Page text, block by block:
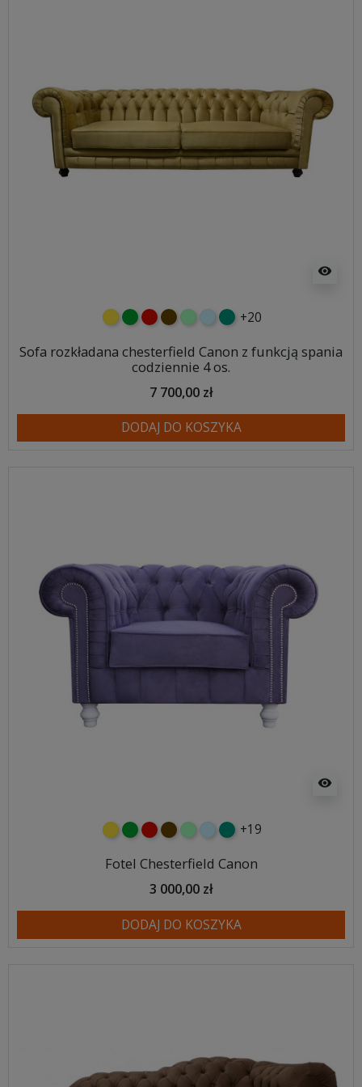
visibility
żółtyzielonyczerwony
czekoladowy
miętowybłękitny
turkusowy
+20
Sofa rozkładana chesterfield Canon z funkcją spania
codziennie 4 os.
7 700,00 zł
DODAJ DO KOSZYKA
visibility
żółtyzielonyczerwony
czekoladowy
miętowybłękitny
turkusowy
+19
Fotel Chesterfield Canon
3 000,00 zł
DODAJ DO KOSZYKA